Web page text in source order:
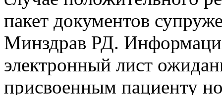
пакет документов
Минздрав РД.
электронный лист
присвоенным пациенту